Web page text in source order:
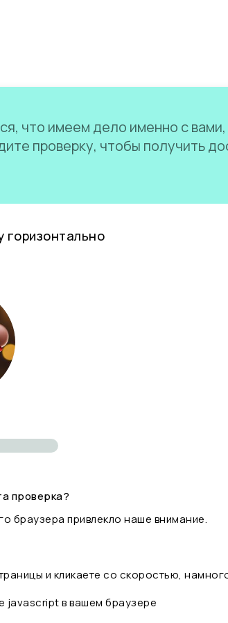
что имеем дело именно с
проверку, чтобы получить
горизонтально
проверка?
браузера привлекло наше внимание.
и кликаете со скоростью,
javascript в вашем браузере